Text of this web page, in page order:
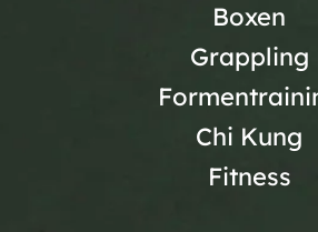
Boxen
Grappling
Chi Kung
Fitness